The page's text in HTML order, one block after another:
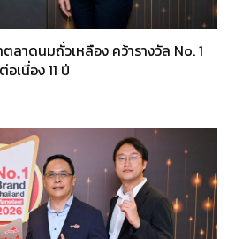
ลาดนมถั่วเหลือง คว้ารางวัล No. 1
เนื่อง 11 ปี